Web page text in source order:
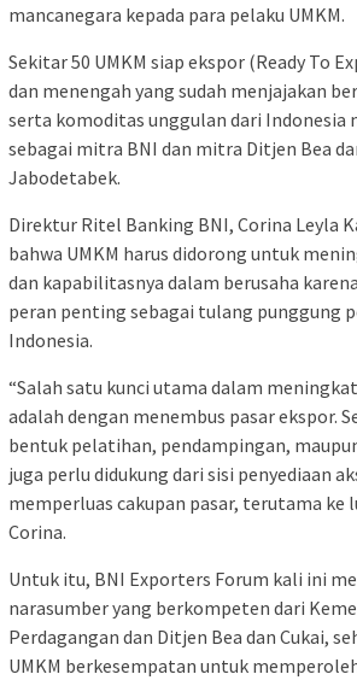
mancanegara kepada para pelaku UMKM.
Sekitar 50 UMKM siap ekspor (Ready To
dan menengah yang sudah menjajakan
serta komoditas unggulan dari Indonesia
sebagai mitra BNI dan mitra Ditjen Bea
Jabodetabek.
Direktur Ritel Banking BNI, Corina Leyla
bahwa UMKM harus didorong untuk
dan kapabilitasnya dalam berusaha
peran penting sebagai tulang punggung
Indonesia.
“Salah satu kunci utama dalam
adalah dengan menembus pasar ekspor.
bentuk pelatihan, pendampingan,
juga perlu didukung dari sisi penyediaan
memperluas cakupan pasar, terutama ke
Corina.
Untuk itu, BNI Exporters Forum kali ini
narasumber yang berkompeten dari
Perdagangan dan Ditjen Bea dan Cukai,
UMKM berkesempatan untuk